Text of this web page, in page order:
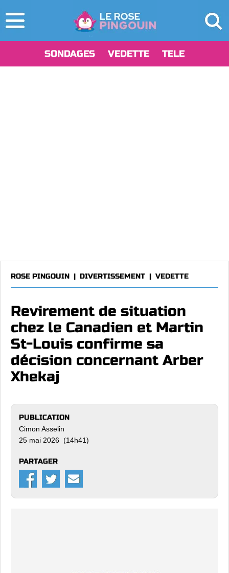
SONDAGES VEDETTE TELE
ROSE PINGOUIN | DIVERTISSEMENT | VEDETTE
Revirement de situation
chez le Canadien et Martin
St-Louis confirme sa
décision concernant Arber
Xhekaj
PUBLICATION
Cimon Asselin
25 mai 2026 (14h41)
PARTAGER